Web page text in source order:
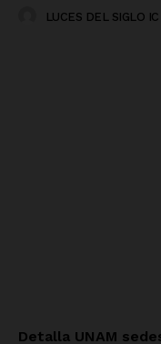
LUCES DEL SIGLO IC
Detalla UNAM